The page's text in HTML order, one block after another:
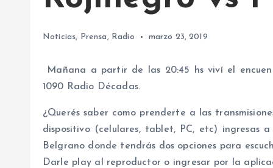
Noticias, Prensa, Radio marzo 23, 2019
Mañana a partir de las 20:45 hs viví el
1090 Radio Décadas.
¿Querés saber como prenderte a las
dispositivo (celulares, tablet, PC, etc) ingresas
Belgrano donde tendrás dos opciones para
Darle play al reproductor o ingresar por la